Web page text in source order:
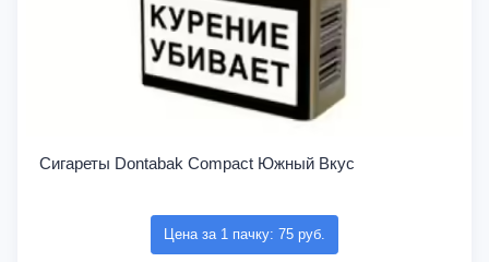
Сигареты Dontabak Compact Южный Вкус
Цена за 1 пачку: 75 руб.